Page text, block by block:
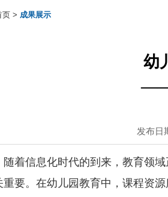
页 > 成果展示
幼
——
发布日
随着信息化时代的到来，教育领
重要。在幼儿园教育中，课程资